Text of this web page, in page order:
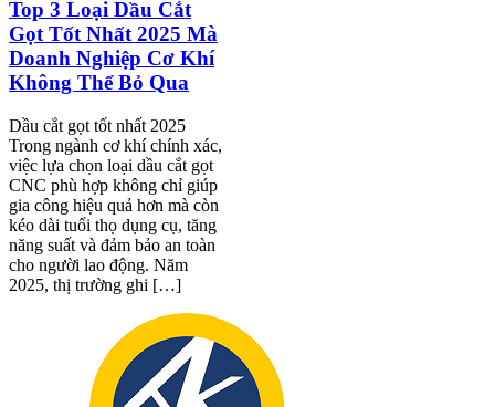
Top 3 Loại Dầu Cắt
Gọt Tốt Nhất 2025 Mà
Doanh Nghiệp Cơ Khí
Không Thể Bỏ Qua
Dầu cắt gọt tốt nhất 2025
Trong ngành cơ khí chính xác,
việc lựa chọn loại dầu cắt gọt
CNC phù hợp không chỉ giúp
gia công hiệu quả hơn mà còn
kéo dài tuổi thọ dụng cụ, tăng
năng suất và đảm bảo an toàn
cho người lao động. Năm
2025, thị trường ghi […]